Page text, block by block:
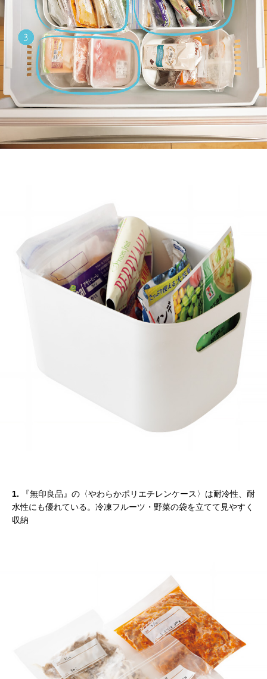
1. 『無印良品』の〈やわらかポリエチレンケース〉は耐冷性、耐
水性にも優れている。冷凍フルーツ・野菜の袋を立てて見やすく
収納